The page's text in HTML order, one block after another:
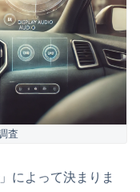
査
によって決まりま